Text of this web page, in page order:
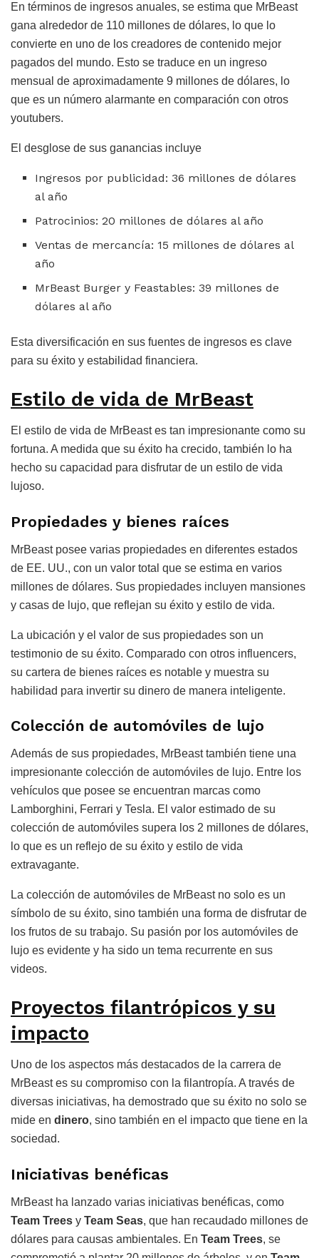
En términos de ingresos anuales, se estima que MrBeast
gana alrededor de 110 millones de dólares, lo que lo
convierte en uno de los creadores de contenido mejor
pagados del mundo. Esto se traduce en un ingreso
mensual de aproximadamente 9 millones de dólares, lo
que es un número alarmante en comparación con otros
youtubers.
El desglose de sus ganancias incluye
Ingresos por publicidad: 36 millones de dólares
al año
Patrocinios: 20 millones de dólares al año
Ventas de mercancía: 15 millones de dólares al
año
MrBeast Burger y Feastables: 39 millones de
dólares al año
Esta diversificación en sus fuentes de ingresos es clave
para su éxito y estabilidad financiera.
Estilo de vida de MrBeast
El estilo de vida de MrBeast es tan impresionante como su
fortuna. A medida que su éxito ha crecido, también lo ha
hecho su capacidad para disfrutar de un estilo de vida
lujoso.
Propiedades y bienes raíces
MrBeast posee varias propiedades en diferentes estados
de EE. UU., con un valor total que se estima en varios
millones de dólares. Sus propiedades incluyen mansiones
y casas de lujo, que reflejan su éxito y estilo de vida.
La ubicación y el valor de sus propiedades son un
testimonio de su éxito. Comparado con otros influencers,
su cartera de bienes raíces es notable y muestra su
habilidad para invertir su dinero de manera inteligente.
Colección de automóviles de lujo
Además de sus propiedades, MrBeast también tiene una
impresionante colección de automóviles de lujo. Entre los
vehículos que posee se encuentran marcas como
Lamborghini, Ferrari y Tesla. El valor estimado de su
colección de automóviles supera los 2 millones de dólares,
lo que es un reflejo de su éxito y estilo de vida
extravagante.
La colección de automóviles de MrBeast no solo es un
símbolo de su éxito, sino también una forma de disfrutar de
los frutos de su trabajo. Su pasión por los automóviles de
lujo es evidente y ha sido un tema recurrente en sus
videos.
Proyectos filantrópicos y su
impacto
Uno de los aspectos más destacados de la carrera de
MrBeast es su compromiso con la filantropía. A través de
diversas iniciativas, ha demostrado que su éxito no solo se
mide en dinero, sino también en el impacto que tiene en la
sociedad.
Iniciativas benéficas
MrBeast ha lanzado varias iniciativas benéficas, como
Team Trees y Team Seas, que han recaudado millones de
dólares para causas ambientales. En Team Trees, se